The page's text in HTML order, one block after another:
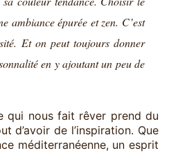
ambiance épurée et zen. C’est
Et on peut toujours donner
en y ajoutant un peu de
qui nous fait rêver prend du
d’avoir de l’inspiration. Que
méditerranéenne, un esprit